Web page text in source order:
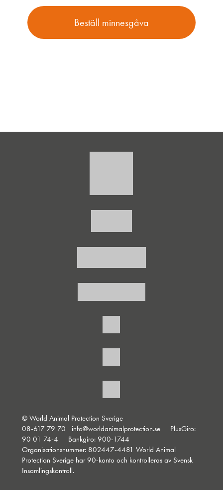
Beställ minnesgåva
© World Animal Protection Sverige
08-617 79 70
info@worldanimalprotection.se PlusGiro:
90 01 74-4 Bankgiro: 900-1744
Organisationsnummer: 802447-4481 World Animal
Protection Sverige har 90-konto och kontrolleras av Svensk
Insamlingskontroll.